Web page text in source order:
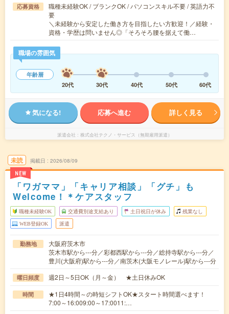
応募資格
職種未経験OK / ブランクOK / パソコンスキル不要 / 英語力不
要
＼未経験から安定した働き方を目指したい方歓迎！／経験・
資格・学歴は問いません◎「そろそろ腰を据えて働…
職場の雰囲気
年齢層
20代
30代 40代 50代 60代
気になる! 応募へ進む 詳しく見る
派遣会社 株式会社テクノ・サービス（無期雇用派遣）
未読
NEW
掲載日 2026/08/09
「ワガママ」「キャリア相談」「グチ」も
Welcome！＊ケアスタッフ
職種未経験OK 交通費別途支給あり 土日祝日が休み 残業なし
WEB登録OK 派遣
勤務地
大阪府茨木市
茨木市駅から---分／彩都西駅から---分／総持寺駅から---分／
豊川(大阪府)駅から---分／南茨木(大阪モノレール)駅から---分
曜日頻度 週2日～5日OK（月～金） ★土日休みOK
時間
★1日4時間～の時短シフトOK★スタート時間選べます！
7:00～16:009:00～17:0011:…